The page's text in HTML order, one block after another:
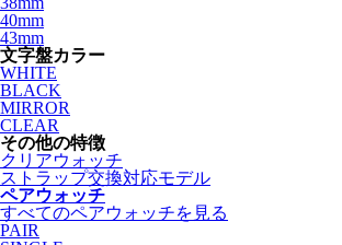
40mm
43mm
文字盤カラー
WHITE
BLACK
MIRROR
CLEAR
その他の特徴
クリアウォッチ
ストラップ交換対応モデル
ペアウォッチ
すべてのペアウォッチを見る
PAIR